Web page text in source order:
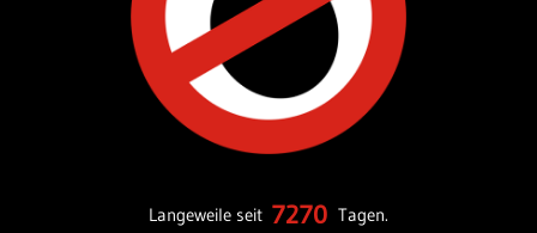
Langeweile seit 7270 Tagen.